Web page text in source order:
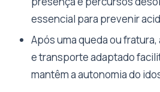
essencial para prevenir
Após uma queda ou
e transporte adaptado
mantêm a autonomia do